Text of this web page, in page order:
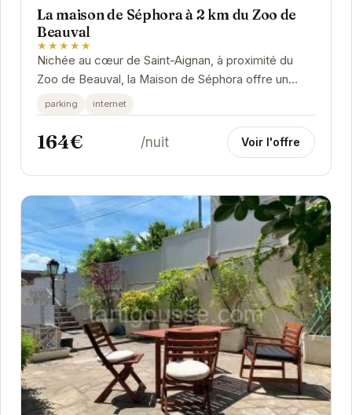
La maison de Séphora à 2 km du Zoo de
Beauval
★★★★★
Nichée au cœur de Saint-Aignan, à proximité du
Zoo de Beauval, la Maison de Séphora offre un
cadre idéal pour un séjour relaxant. Ses...
parking internet
164€ /nuit Voir l'offre